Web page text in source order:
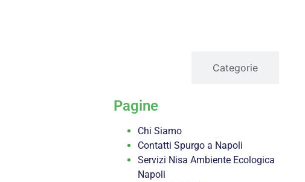
Categorie
Pagine
Chi Siamo
Contatti Spurgo a Napoli
Servizi Nisa Ambiente Ecologica
Napoli